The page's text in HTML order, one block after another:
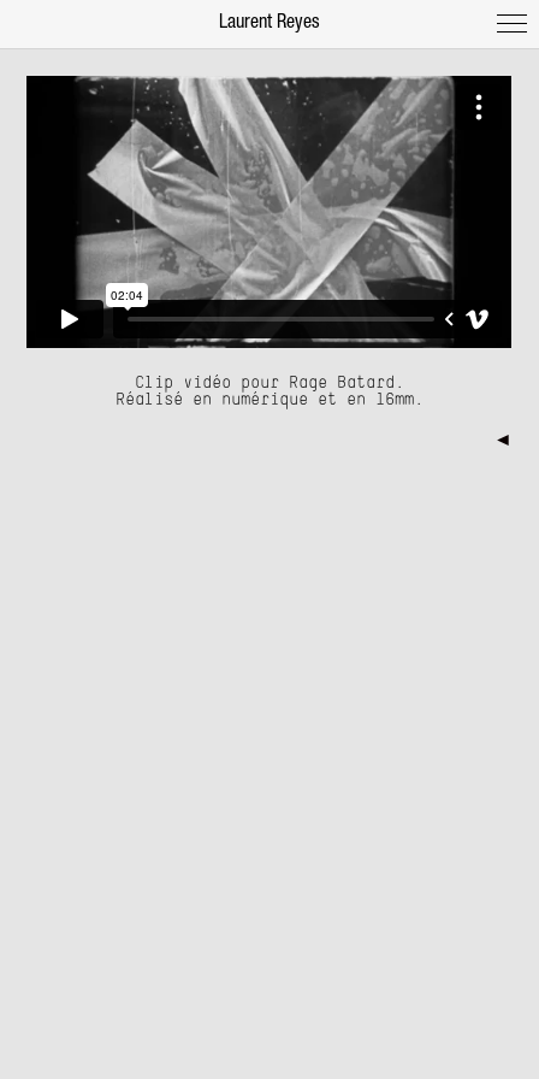
Laurent Reyes
Clip vidéo pour Rage Batard.
Réalisé en numérique et en 16mm.
◄